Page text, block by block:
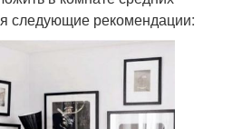
следующие рекомендации: